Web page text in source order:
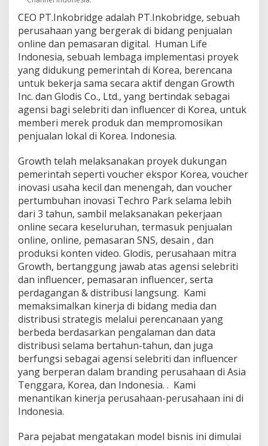
CEO PT.Inkobridge adalah PT.Inkobridge, sebuah
perusahaan yang bergerak di bidang penjualan
online dan pemasaran digital. Human Life
Indonesia, sebuah lembaga implementasi proyek
yang didukung pemerintah di Korea, berencana
untuk bekerja sama secara aktif dengan Growth
Inc. dan Glodis Co., Ltd., yang bertindak sebagai
agensi bagi selebriti dan influencer di Korea, untuk
memberi merek produk dan mempromosikan
penjualan lokal di Korea. Indonesia.
Growth telah melaksanakan proyek dukungan
pemerintah seperti voucher ekspor Korea, voucher
inovasi usaha kecil dan menengah, dan voucher
pertumbuhan inovasi Techro Park selama lebih
dari 3 tahun, sambil melaksanakan pekerjaan
online secara keseluruhan, termasuk penjualan
online, online, pemasaran SNS, desain , dan
produksi konten video. Glodis, perusahaan mitra
Growth, bertanggung jawab atas agensi selebriti
dan influencer, pemasaran influencer, serta
perdagangan & distribusi langsung. Kami
memaksimalkan kinerja di bidang media dan
distribusi strategis melalui perencanaan yang
berbeda berdasarkan pengalaman dan data
distribusi selama bertahun-tahun, dan juga
berfungsi sebagai agensi selebriti dan influencer
yang berperan dalam branding perusahaan di Asia
Tenggara, Korea, dan Indonesia. . Kami
menantikan kinerja perusahaan-perusahaan ini di
Indonesia.
Para pejabat mengatakan model bisnis ini dimulai